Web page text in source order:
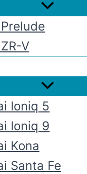
V
Ioniq 5
Ioniq 9
Kona
Santa Fe